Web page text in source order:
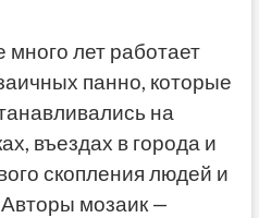
лет работает
панно, которые
на
въездах в города и
скопления людей и
мозаик —